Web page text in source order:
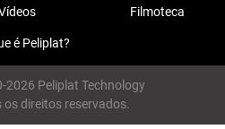
Filmoteca
é Peliplat?
Peliplat Technology
os direitos reservados.